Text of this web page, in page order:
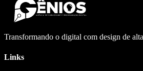
Transformando o digital com design de
Links